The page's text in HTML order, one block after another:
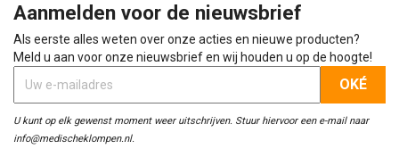
Aanmelden voor de nieuwsbrief
Als eerste alles weten over onze acties en nieuwe producten?
Meld u aan voor onze nieuwsbrief en wij houden u op de hoogte!
U kunt op elk gewenst moment weer uitschrijven. Stuur hiervoor een e-mail naar
info@medischeklompen.nl.